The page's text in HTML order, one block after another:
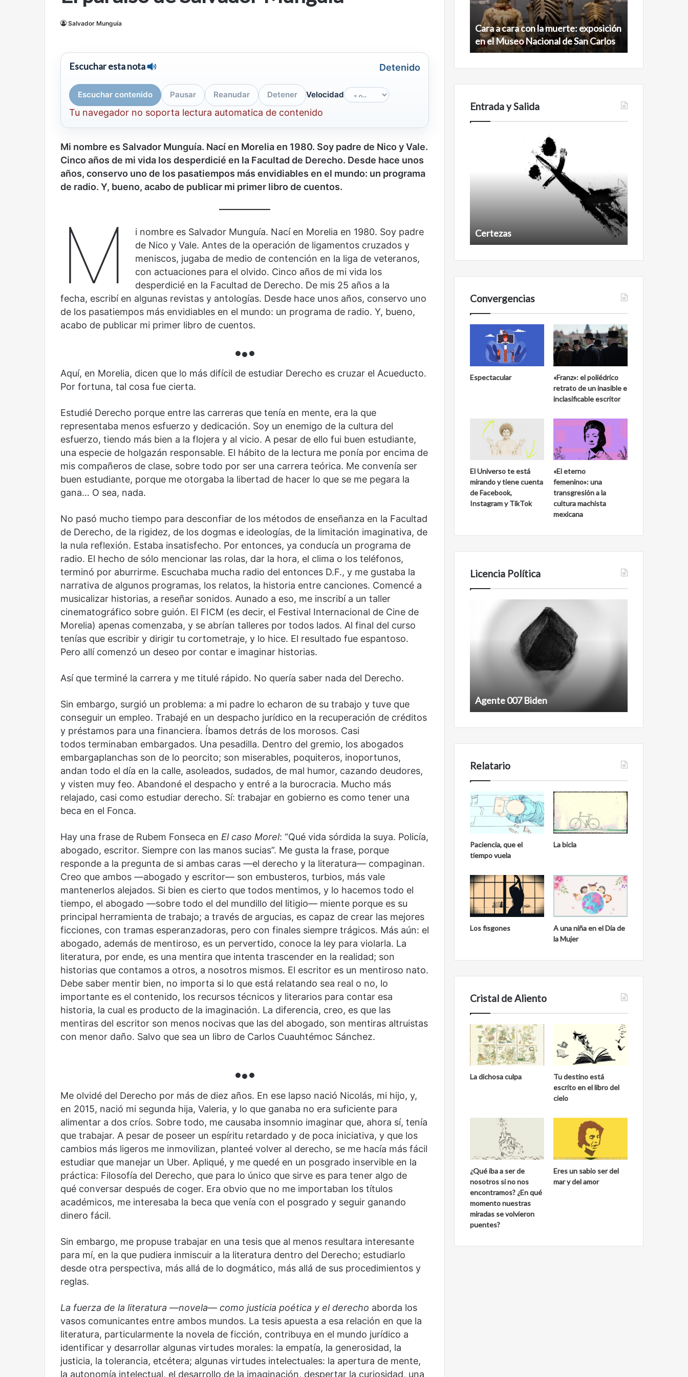
Salvador Munguía
Escuchar esta nota Detenido
Escuchar contenido Pausar Reanudar Detener Velocidad
Tu navegador no soporta lectura automatica de contenido
Mi nombre es Salvador Munguía. Nací en Moreliaen 1980. Soy padre de Nico y Vale.
Cinco años de mi vida los desperdicié en la Facultad de Derecho. Desde hace unos
años, conservo uno de los pasatiempos más envidiables en el mundo: un programa
de radio. Y, bueno, acabo de publicar mi primer libro de cuentos.
M
i nombre es Salvador Munguía. Nací en Morelia en 1980. Soy padre
de Nico y Vale. Antes de la operación de ligamentos cruzados y
meniscos, jugaba de medio de contención en la liga de veteranos,
con actuaciones para el olvido. Cinco años de mi vida los
desperdicié en la Facultad de Derecho. De mis 25 años a la
fecha, escribí en algunas revistas y antologías. Desde hace unos años, conservo uno
de los pasatiempos más envidiables en el mundo: un programa de radio. Y, bueno,
acabo de publicar mi primer libro de cuentos.
•●•
Aquí, en Morelia, dicen que lo más difícil de estudiar Derecho es cruzar el Acueducto.
Por fortuna, tal cosa fue cierta.
Estudié Derecho porque entre las carreras que tenía en mente, era la que
representaba menos esfuerzo y dedicación. Soy un enemigo de la cultura del
esfuerzo, tiendo más bien a la flojera y al vicio. A pesar de ello fui buen estudiante,
una especie de holgazán responsable. El hábito de la lectura me ponía por encima de
mis compañeros de clase, sobre todo por ser una carrera teórica. Me convenía ser
buen estudiante, porque me otorgaba la libertad de hacer lo que se me pegara la
gana… O sea, nada.
No pasó mucho tiempo para desconfiar de los métodos de enseñanza en la Facultad
de Derecho, de la rigidez, de los dogmas e ideologías, de la limitación imaginativa, de
la nula reflexión. Estaba insatisfecho. Por entonces, ya conducía un programa de
radio. El hecho de sólo mencionar las rolas, dar la hora, el clima o los teléfonos,
terminó por aburrirme. Escuchaba mucha radio del entonces D.F., y me gustaba la
narrativa de algunos programas, los relatos, la historia entre canciones. Comencé a
musicalizar historias, a reseñar sonidos. Aunado a eso, me inscribí a un taller
cinematográfico sobre guión. El FICM (es decir, el Festival Internacional de Cine de
Morelia) apenas comenzaba, y se abrían talleres por todos lados. Al final del curso
tenías que escribir y dirigir tu cortometraje, y lo hice. El resultado fue espantoso.
Pero allí comenzó un deseo por contar e imaginar historias.
Así que terminé la carrera y me titulé rápido. No quería saber nada del Derecho.
Sin embargo, surgió un problema: a mi padre lo echaron de su trabajo y tuve que
conseguir un empleo. Trabajé en un despacho jurídico en la recuperación de créditos
y préstamos para una financiera. Íbamos detrás de los morosos. Casi
todos terminaban embargados. Una pesadilla. Dentro del gremio, los abogados
embargaplanchas son de lo peorcito; son miserables, poquiteros, inoportunos,
andan todo el día en la calle, asoleados, sudados, de mal humor, cazando deudores,
y visten muy feo. Abandoné el despacho y entré a la burocracia. Mucho más
relajado, casi como estudiar derecho. Sí: trabajar en gobierno es como tener una
beca en el Fonca.
Hay una frase de Rubem Fonseca en El caso Morel: “Qué vida sórdida la suya. Policía,
abogado, escritor. Siempre con las manos sucias”. Me gusta la frase, porque
responde a la pregunta de si ambas caras —el derecho y la literatura— compaginan.
Creo que ambos —abogado y escritor— son embusteros, turbios, más vale
mantenerlos alejados. Si bien es cierto que todos mentimos, y lo hacemos todo el
tiempo, el abogado —sobre todo el del mundillo del litigio— miente porque es su
principal herramienta de trabajo; a través de argucias, es capaz de crear las mejores
ficciones, con tramas esperanzadoras, pero con finales siempre trágicos. Más aún: el
abogado, además de mentiroso, es un pervertido, conoce la ley para violarla. La
literatura, por ende, es una mentira que intenta trascender en la realidad; son
historias que contamos a otros, a nosotros mismos. El escritor es un mentiroso nato.
Debe saber mentir bien, no importa si lo que está relatando sea real o no, lo
importante es el contenido, los recursos técnicos y literarios para contar esa
historia, la cual es producto de la imaginación. La diferencia, creo, es que las
mentiras del escritor son menos nocivas que las del abogado, son mentiras altruistas
con menor daño. Salvo que sea un libro de Carlos Cuauhtémoc Sánchez.
•●•
Me olvidé del Derecho por más de diez años. En ese lapso nació Nicolás, mi hijo, y,
en 2015, nació mi segunda hija, Valeria, y lo que ganaba no era suficiente para
alimentar a dos críos. Sobre todo, me causaba insomnio imaginar que, ahora sí, tenía
que trabajar. A pesar de poseer un espíritu retardado y de poca iniciativa, y que los
cambios más ligeros me inmovilizan, planteé volver al derecho, se me hacía más fácil
estudiar que manejar un Uber. Apliqué, y me quedé en un posgrado inservible en la
práctica: Filosofía del Derecho, que para lo único que sirve es para tener algo de
qué conversar después de coger. Era obvio que no me importaban los títulos
académicos, me interesaba la beca que venía con el posgrado y seguir ganando
dinero fácil.
Sin embargo, me propuse trabajar en una tesis que al menos resultara interesante
para mí, en la que pudiera inmiscuir a la literatura dentro del Derecho; estudiarlo
desde otra perspectiva, más allá de lo dogmático, más allá de sus procedimientos y
reglas.
La fuerza de la literatura —novela— como justicia poética y el derecho aborda los
vasos comunicantes entre ambos mundos. La tesis apuesta a esa relación en que la
literatura, particularmente la novela de ficción, contribuya en el mundo jurídico a
identificar y desarrollar algunas virtudes morales: la empatía, la generosidad, la
justicia, la tolerancia, etcétera; algunas virtudes intelectuales: la apertura de mente,
la autonomía intelectual, el desarrollo de la imaginación, despertar la curiosidad, una
Cine, futbol y América Latina: una
arte
y
cultura
la
letras
nueva
digital
exposición
el
Museo
Nacional
Carlos
Cara a cara con la muerte: exposición
en el Museo Nacional de San Carlos
de
Entrada y Salida
dragón
El dragón
murió
de
amor
No murió de amor Certezas
Convergencias
Espectacular
«Franz»: el poliédrico
retrato de un inasible e
inclasificable escritor
El Universo te está
mirando y tiene cuenta
de Facebook,
Instagram y TikTok
«El eterno
femenino»: una
transgresión a la
cultura machista
mexicana
Licencia Política
Reformulación
Nueva
droga
Nueva droga
Obradorista
Obradorista Agente 007 Biden
Relatario
Paciencia, que el
tiempo vuela
La bicla
Los fisgones
A una niña en el Día de
la Mujer
Cristal de Aliento
La dichosa culpa
Tu destino está
escrito en el libro del
cielo
¿Qué iba a ser de
nosotros si no nos
encontramos? ¿En qué
momento nuestras
miradas se volvieron
puentes?
Eres un sabio ser del
mar y del amor